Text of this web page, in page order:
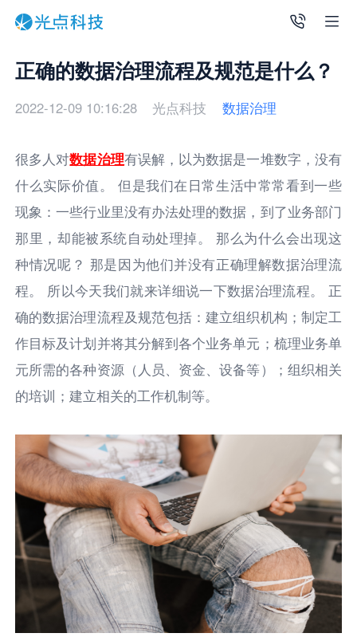
正确的数据治理流程及规范是什么？
2022-12-09 10:16:28 光点科技 数据治理
很多人对数据治理有误解，以为数据是一堆数字，没有
什么实际价值。 但是我们在日常生活中常常看到一些
现象：一些行业里没有办法处理的数据，到了业务部门
那里，却能被系统自动处理掉。 那么为什么会出现这
种情况呢？ 那是因为他们并没有正确理解数据治理流
程。 所以今天我们就来详细说一下数据治理流程。 正
确的数据治理流程及规范包括：建立组织机构；制定工
作目标及计划并将其分解到各个业务单元；梳理业务单
元所需的各种资源（人员、资金、设备等）；组织相关
的培训；建立相关的工作机制等。